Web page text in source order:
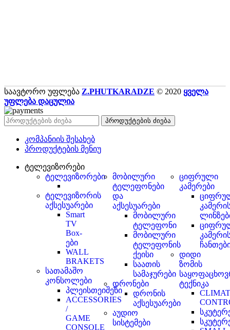
საავტორო უფლება Z.PHUTKARADZE © 2020 ყველა
უფლება დაცულია
პროდუქტების ძიება
კომპანიის შესახებ
პროდუქტების მენიუ
ტელევიზორები
ტელევიზორები
ტელევიზორის
აქსესუარები
Smart
TV
Box-
ები
WALL
BRAKETS
სათამაშო
კონსოლები
პლეისთეიშენი
ACCESSORIES
/
GAME
CONSOLE
მობილური
ტელეფონები
და
აქსესუარები
მობილური
ტელეფონი
მობილური
ტელეფონის
ქეისი
საათის
სამაჯურები
დრონები
დრონის
აქსესუარები
აუდიო
სისტემები
ციფრული
კამერები
დიდი
ზომის
ტექნიკა